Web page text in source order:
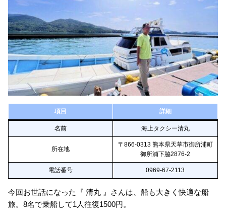
項目 詳細
名前 海上タクシー清丸
所在地
〒866-0313 熊本県天草市御所浦町
御所浦下脇2876-2
電話番号 0969-67-2113
今回お世話になった『 清丸 』さんは、船も大きく快適な船
旅。8名で乗船して1人往復1500円。